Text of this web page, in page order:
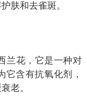
肤和去雀斑。
花，它是一种对
它含有抗氧化剂，
老。